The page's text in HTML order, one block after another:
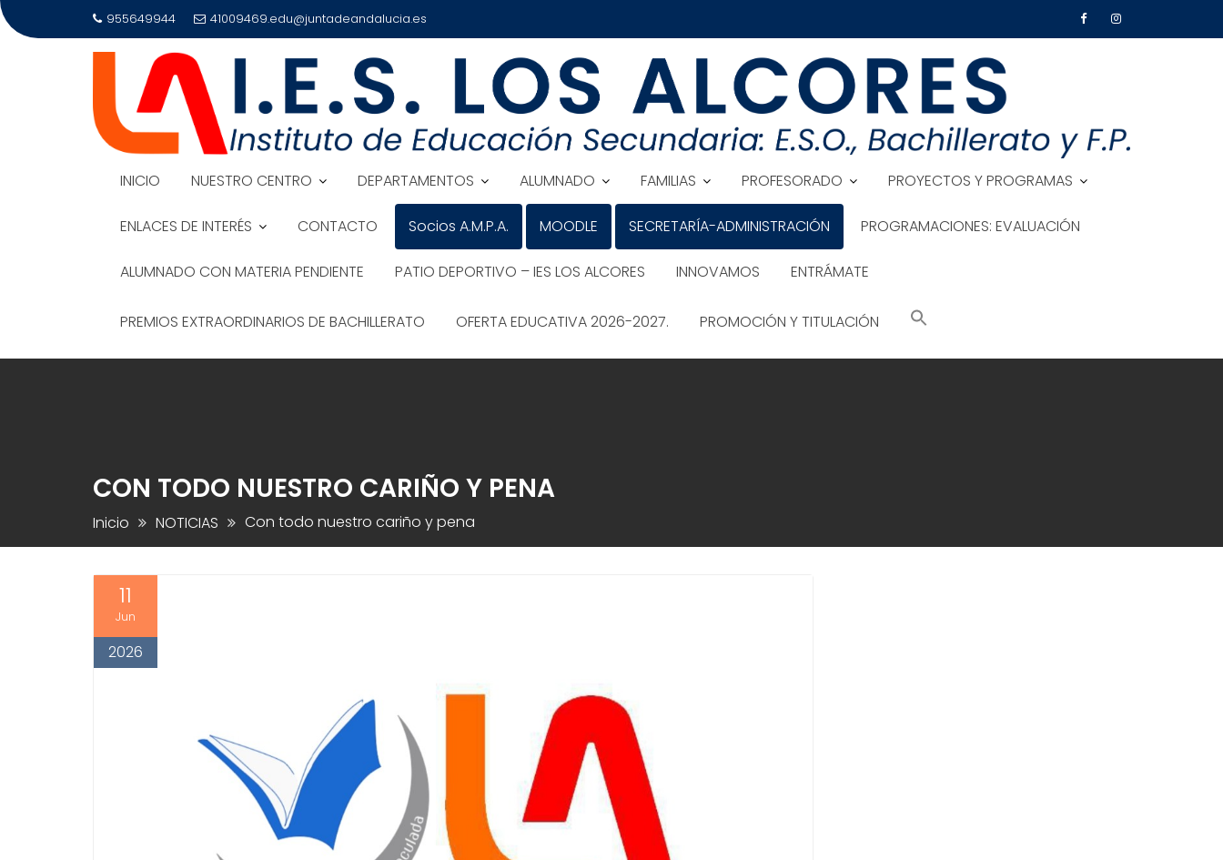
Saltar
al
955649944 41009469.edu@juntadeandalucia.es
INICIO NUESTRO CENTRO DEPARTAMENTOS ALUMNADO FAMILIAS PROFESORADO PROYECTOS Y PROGRAMAS
ENLACES DE INTERÉS CONTACTO Socios A.M.P.A. MOODLE SECRETARÍA-ADMINISTRACIÓN PROGRAMACIONES: EVALUACIÓN
ALUMNADO CON MATERIA PENDIENTE PATIO DEPORTIVO – IES LOS ALCORES INNOVAMOS ENTRÁMATE
PREMIOS EXTRAORDINARIOS DE BACHILLERATO OFERTA EDUCATIVA 2026-2027. PROMOCIÓN Y TITULACIÓN
CON TODO NUESTRO CARIÑO Y PENA
Inicio NOTICIAS Con todo nuestro cariño y pena
11
Jun
2026